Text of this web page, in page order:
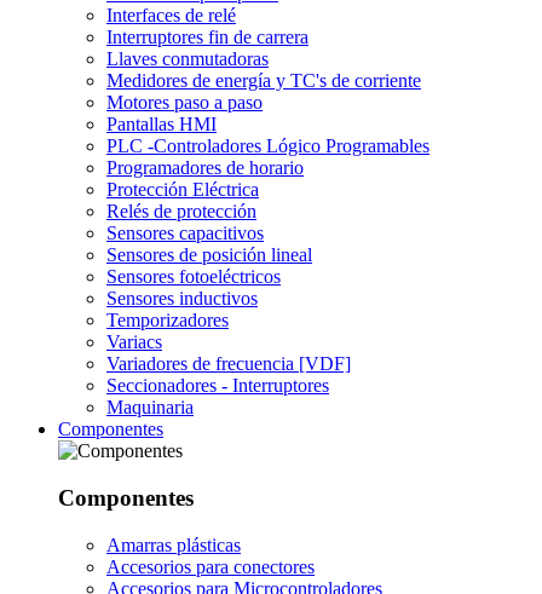
Interfaces de relé
Interruptores fin de carrera
Llaves conmutadoras
Medidores de energía y TC's de corriente
Motores paso a paso
Pantallas HMI
PLC -Controladores Lógico Programables
Programadores de horario
Protección Eléctrica
Relés de protección
Sensores capacitivos
Sensores de posición lineal
Sensores fotoeléctricos
Sensores inductivos
Temporizadores
Variacs
Variadores de frecuencia [VDF]
Seccionadores - Interruptores
Maquinaria
Componentes
Componentes
Amarras plásticas
Accesorios para conectores
Accesorios para Microcontroladores